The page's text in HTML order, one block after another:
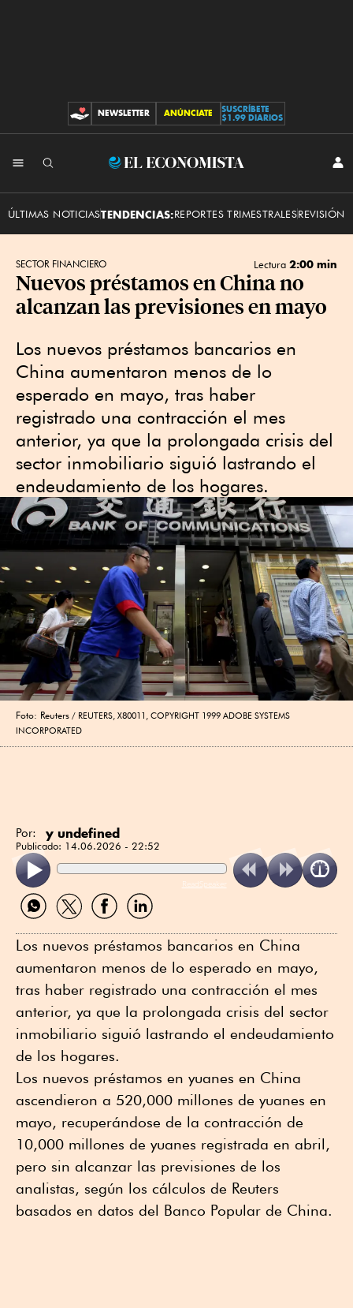
CONTRIBUCIONES
NEWSLETTER ANÚNCIATE
SUSCRÍBETE
$1.99 DIARIOS
El
ÚLTIMAS NOTICIASTENDENCIAS:REPORTES TRIMESTRALESREVISIÓN
SECTOR FINANCIERO Lectura 2:00 min
Nuevos préstamos en China no
alcanzan las previsiones en mayo
Los nuevos préstamos bancarios en
China aumentaron menos de lo
esperado en mayo, tras haber
registrado una contracción el mes
anterior, ya que la prolongada crisis del
sector inmobiliario siguió lastrando el
endeudamiento de los hogares.
Foto: Reuters
REUTERS, X80011, COPYRIGHT 1999 ADOBE SYSTEMS
INCORPORATED
Por: y undefined
Publicado: 14.06.2026 - 22:52
ReadSpeaker
Compartir
por
Compartir
por
Compartir
por
Compartir
por
Los nuevos préstamos bancarios en China
aumentaron menos de lo esperado en mayo,
tras haber registrado una contracción el mes
anterior, ya que la prolongada crisis del sector
inmobiliario siguió lastrando el endeudamiento
de los hogares.
Los nuevos préstamos en yuanes en China
ascendieron a 520,000 millones de yuanes en
mayo, recuperándose de la contracción de
10,000 millones de yuanes registrada en abril,
pero sin alcanzar las previsiones de los
analistas, según los cálculos de Reuters
basados en datos del Banco Popular de China.